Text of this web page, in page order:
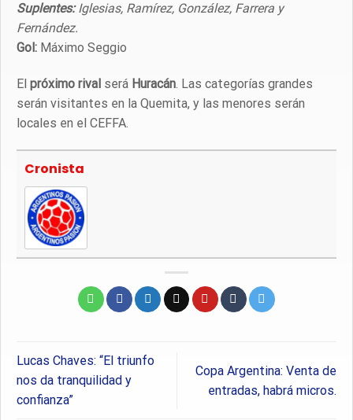
Suplentes:Iglesias, Ramírez, González, Farrera y
Fernández.
Gol: Máximo Seggio
El próximo rival será Huracán. Las categorías grandes
serán visitantes en la Quemita, y las menores serán
locales en el CEFFA.
Cronista
Lucas Chaves: “El triunfo
nos da tranquilidad y
confianza”
Copa Argentina: Venta de
entradas, habrá micros.